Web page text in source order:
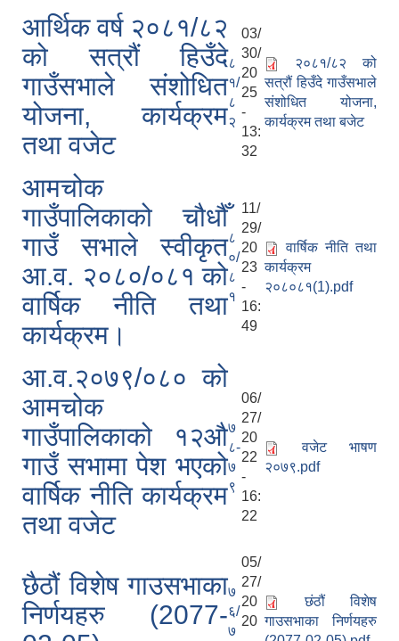
आर्थिक वर्ष २०८१/८२
को सत्रौं हिउँदे
गाउँसभाले संशोधित
योजना, कार्यक्रम
तथा वजेट
८
१/
८
२
03/
30/
20
25
-
13:
32
२०८१/८२ को
सत्रौं हिउँदे गाउँसभाले
संशोधित योजना,
कार्यक्रम तथा बजेट
आमचोक
गाउँपालिकाको चौधौँ
गाउँ सभाले स्वीकृत
आ.व. २०८०/०८१ को
वार्षिक नीति तथा
कार्यक्रम।
८
०/
८
१
11/
29/
20
23
-
16:
49
वार्षिक नीति तथा
कार्यक्रम
२०८०८१(1).pdf
आ.व.२०७९/०८० को
आमचोक
गाउँपालिकाको १२औ
गाउँ सभामा पेश भएको
वार्षिक नीति कार्यक्रम
तथा वजेट
७
८-
७
९
06/
27/
20
22
-
16:
22
वजेट भाषण
२०७९.pdf
छैठौं विशेष गाउसभाका
निर्णयहरु (2077-
७
६/
७
05/
27/
20
20
छंठौं विशेष
गाउसभाका निर्णयहरु